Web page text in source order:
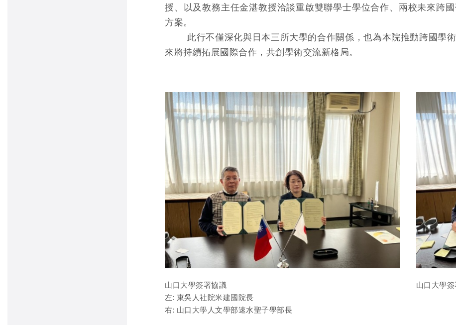
授、以及教務主任金湛教授洽談重啟雙聯學士學位合作、兩校未來跨
方案。
此行不僅深化與日本三所大學的合作關係，也為本院推動跨國學
來將持續拓展國際合作，共創學術交流新格局。
山口大學簽署協議
左: 東吳人社院米建國院長
右: 山口大學人文學部速水聖子學部長
山口大學